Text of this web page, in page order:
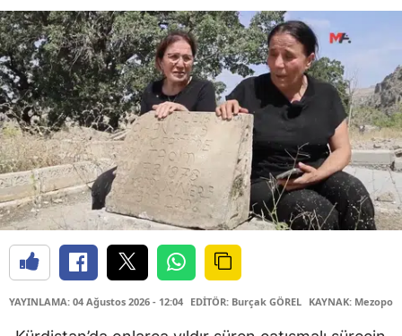
YAYINLAMA: 04 Ağustos 2026 - 12:04 EDİTÖR: Burçak GÖREL KAYNAK: